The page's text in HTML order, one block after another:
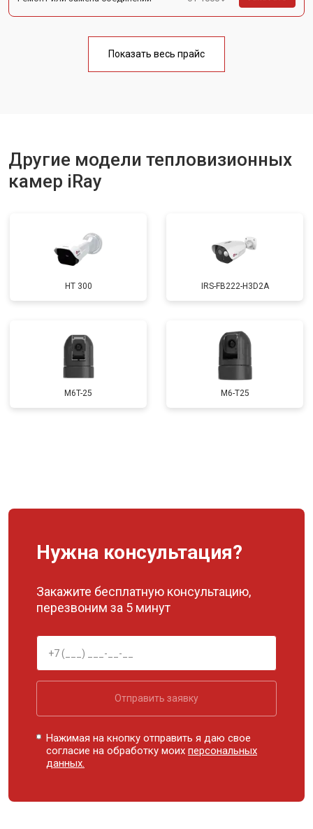
Показать весь прайс
Другие модели тепловизионных
камер iRay
HT 300 IRS-FB222-H3D2A
M6T-25 M6-T25
Нужна консультация?
Закажите бесплатную консультацию,
перезвоним за 5 минут
Отправить заявку
Нажимая на кнопку отправить я даю свое
согласие на обработку моихперсональных
данных.